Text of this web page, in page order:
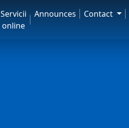
Servicii
online
Announces Contact